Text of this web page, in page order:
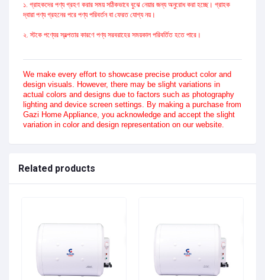
১. গ্রাহকদের পণ্য গ্রহণ করার সময় সঠিকভাবে বুঝে নেয়ার জন্য অনুরোধ করা হচ্ছে। গ্রাহক
দ্বারা পণ্য গ্রহনের পরে পণ্য পরিবর্তন বা ফেরত যোগ্য নয়।
২. স্টকে পণ্যের স্বল্পতার কারণে পণ্য সরবরাহের সময়কাল পরিবর্তিত হতে পারে।
We make every effort to showcase precise product color and
design visuals. However, there may be slight variations in
actual colors and designs due to factors such as photography
lighting and device screen settings. By making a purchase from
Gazi Home Appliance, you acknowledge and accept the slight
variation in color and design representation on our website.
Related products